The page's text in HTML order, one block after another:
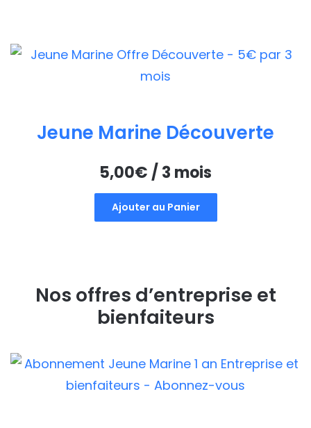
Jeune Marine Découverte
5,00€ / 3 mois
Ajouter au Panier
Nos offres d’entreprise et
bienfaiteurs